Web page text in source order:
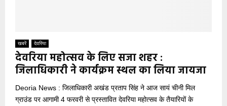
खबरें देवरिया
देवरिया महोत्सव के लिए सजा शहर :
जिलाधिकारी ने कार्यक्रम स्थल का लिया जायजा
Deoria News : जिलाधिकारी अखंड प्रताप सिंह ने आज सायं चीनी मिल
ग्राउंड पर आगामी 4 फरवरी से प्रस्तावित देवरिया महोत्सव के तैयारियों के